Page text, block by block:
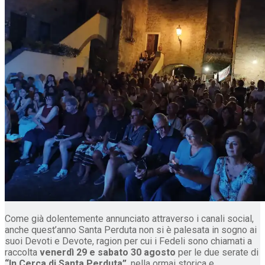
Come già dolentemente annunciato attraverso i canali social,
anche quest’anno Santa Perduta non si è palesata in sogno ai
suoi Devoti e Devote, ragion per cui i Fedeli sono chiamati a
raccolta venerdì 29 e sabato 30 agosto per le due serate di